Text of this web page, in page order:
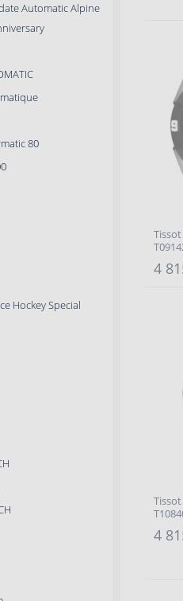
Automatic Alpine
80
Hockey Special
4
Tissot
4